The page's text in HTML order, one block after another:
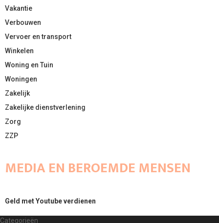
Vakantie
Verbouwen
Vervoer en transport
Winkelen
Woning en Tuin
Woningen
Zakelijk
Zakelijke dienstverlening
Zorg
ZZP
MEDIA EN BEROEMDE MENSEN
Geld met Youtube verdienen
Categorieën